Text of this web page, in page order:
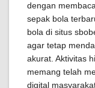
dengan
sepak bola
bola di situs
agar tetap
akurat. Aktivitas
memang telah
digital